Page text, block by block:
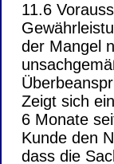
11.6
der Mangel
Zeigt sich
6 Monate
Kunde den
dass die